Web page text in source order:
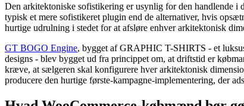
Den arkitektoniske sofistikering er usynlig for den handlende i
typisk et mere sofistikeret plugin end de alternativer, hvis
hurtige udrulning i stedet for at afsløre enhver arkitektonisk
GT BOGO Engine, bygget af GRAPHIC T-SHIRTS - et
designs - blev bygget ud fra princippet om, at driftstid er
kræve, at sælgeren skal konfigurere hver arkitektonisk
producere den hurtige første-kampagne-implementering, der